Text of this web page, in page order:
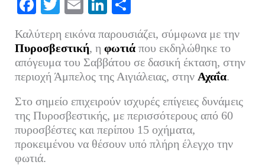
Fa
bo
ok
T
tte
r
E
ail
Li
ed
In
ρ
α
στ
εί
τε
Καλύτερη εικόνα παρουσιάζει, σύμφωνα με την
Πυροσβεστική, η φωτιάπου εκδηλώθηκε το
απόγευμα του Σαββάτου σε δασική έκταση, στην
περιοχή Άμπελος της Αιγιάλειας, στην Αχαΐα.
Στο σημείο επιχειρούν ισχυρές επίγειες δυνάμεις
της Πυροσβεστικής, με περισσότερους από 60
πυροσβέστες και περίπου 15 οχήματα,
προκειμένου να θέσουν υπό πλήρη έλεγχο την
φωτιά.